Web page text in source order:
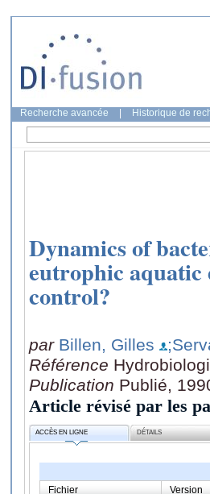
Recherche avancée Historique de
Dynamics of
eutrophic
control?
par Billen, Gilles
Référence
Publication Publié,
Article révisé par les
ACCÈS EN LIGNE DÉTAILS
Fichier Version